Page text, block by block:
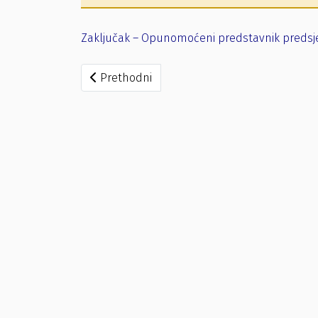
Zaključak – Opunomoćeni predstavnik
Prethodni članak: Zaključak –
Prethodni